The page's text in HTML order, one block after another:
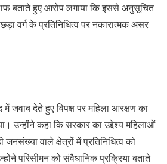
बताते हुए आरोप लगाया कि इससे अनुसूचित
वर्ग के प्रतिनिधित्व पर नकारात्मक असर
जवाब देते हुए विपक्ष पर महिला आरक्षण का
उन्होंने कहा कि सरकार का उद्देश्य महिलाओं
वाले क्षेत्रों में प्रतिनिधित्व को
परिसीमन को संवैधानिक प्रक्रिया बताते